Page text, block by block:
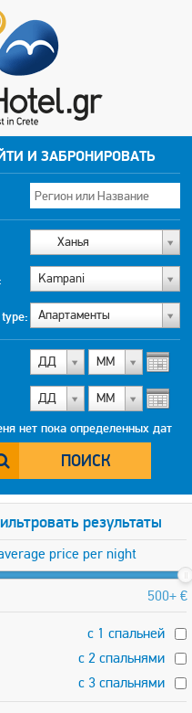
И ЗАБРОНИРОВАТЬ
Ханья
Kampani
Апартаменты
ДД МM
ДД МM
нет пока определенных дат
ПОИСК
результаты
price per night
500+ €
с 1 спальней
с 2 спальнями
с 3 спальнями